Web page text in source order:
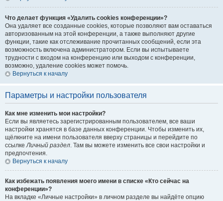
Что делает функция «Удалить cookies конференции»?
Она удаляет все созданные cookies, которые позволяют вам оставаться
авторизованным на этой конференции, а также выполняют другие
функции, такие как отслеживание прочитанных сообщений, если эта
возможность включена администратором. Если вы испытываете
трудности с входом на конференцию или выходом с конференции,
возможно, удаление cookies может помочь.
Вернуться к началу
Параметры и настройки пользователя
Как мне изменить мои настройки?
Если вы являетесь зарегистрированным пользователем, все ваши
настройки хранятся в базе данных конференции. Чтобы изменить их,
щёлкните на имени пользователя вверху страницы и перейдите по
ссылкеЛичный раздел. Там вы можете изменить все свои настройки и
предпочтения.
Вернуться к началу
Как избежать появления моего имени в списке «Кто сейчас на
конференции»?
На вкладке «Личные настройки» в личном разделе вы найдёте опцию